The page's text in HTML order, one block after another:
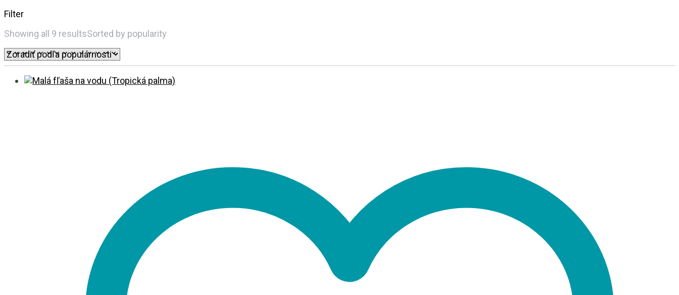
Filter
Showing all 9 resultsSorted by popularity